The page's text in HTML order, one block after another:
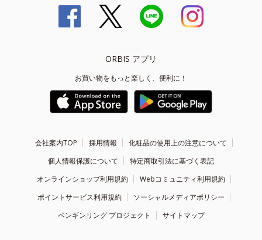
ORBIS アプリ
お買い物をもっと楽しく、便利に！
会社案内TOP 採用情報
化粧品の使用上の注意について
個人情報保護について
特定商取引法に基づく表記
オンラインショップ利用規約
Webコミュニティ利用規約
ポイントサービス利用規約
ソーシャルメディアポリシー
ペンギンリング プロジェクト
サイトマップ